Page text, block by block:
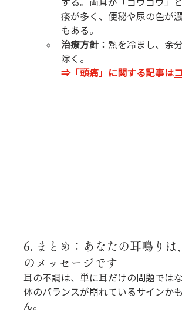
する。両耳が「ゴウゴウ」
痰が多く、便秘や尿の色が
もある。
治療方針 ：熱を冷まし、余
除く。
⇒「頭痛」に関する記事は
6. まとめ：あなたの耳鳴りは
のメッセージです
耳の不調は、単に耳だけの問題では
体のバランスが崩れているサインか
ん。